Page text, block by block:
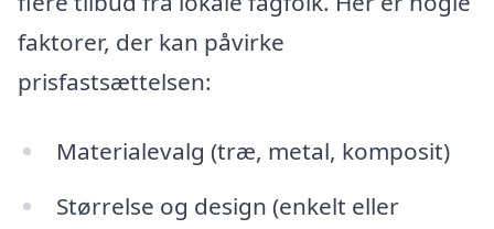
faktorer, der kan påvirke
prisfastsættelsen:
Materialevalg (træ, metal, komposit)
Størrelse og design (enkelt eller